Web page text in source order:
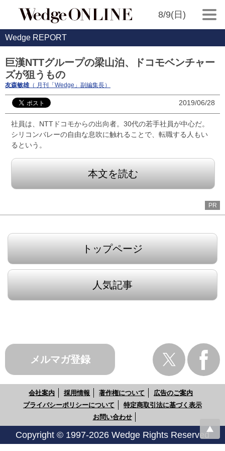
8/9(日)
Wedge REPORT
巨漢NTTグループの梁山泊、ドコモベンチャー
ズが狙うもの
友森敏雄（ 月刊「Wedge」副編集長）
2019/06/28
社員は、NTTドコモからの出向者。30代の若手社員が中心だ。
シリコンバレーの自由な息吹に触れることで、転職する人もい
るという。
本文を読む
PR
トップページ
人気記事
メルマガ登録
会社案内 採用情報 著作権について
広告のご案内
プライバシーポリシーについて
特定商取引法に基づく表示
お問い合わせ
Copyright © 1997-2026 Wedge Rights Reserved